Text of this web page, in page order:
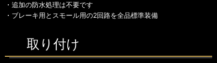
・追加の防水処理は不要です
・ブレーキ用とスモール用の2回路を全品標準装備
取り付け